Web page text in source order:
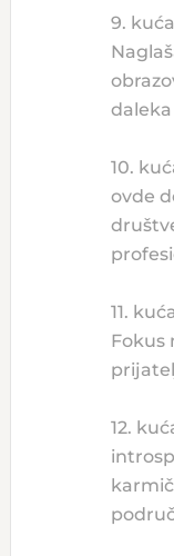
9.
10.
ovde
11.
Fokus
12.